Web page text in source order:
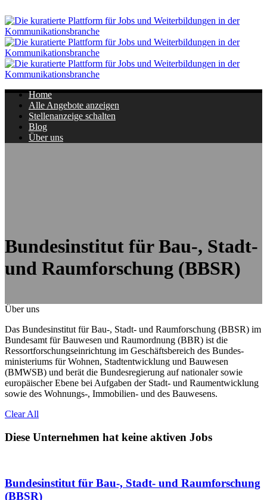
Home
Alle Angebote anzeigen
Stellenanzeige schalten
Blog
Über uns
Bundesinstitut für Bau-, Stadt-
und Raumforschung (BBSR)
Über uns
Das Bundesinstitut für Bau-, Stadt- und Raumforschung (BBSR) im
Bundesamt für Bauwesen und Raumordnung (BBR) ist die
Ressortforschungs­einrichtung im Geschäftsbereich des Bundes­
ministeriums für Wohnen, Stadtentwicklung und Bauwesen
(BMWSB) und berät die Bundesregierung auf nationaler sowie
europäischer Ebene bei Aufgaben der Stadt- und Raument­wicklung
sowie des Wohnungs-, Immobilien- und des Bauwesens.
Clear All
Diese Unternehmen hat keine aktiven Jobs
Bundesinstitut für Bau-, Stadt- und Raumforschung
(BBSR)